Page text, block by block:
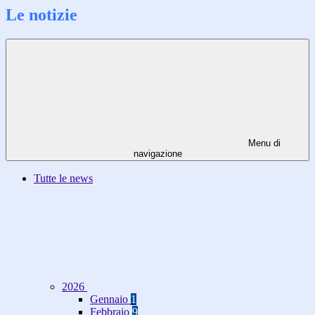
Le notizie
Menu di
navigazione
Tutte le news
2026
Gennaio 1
Febbraio 9